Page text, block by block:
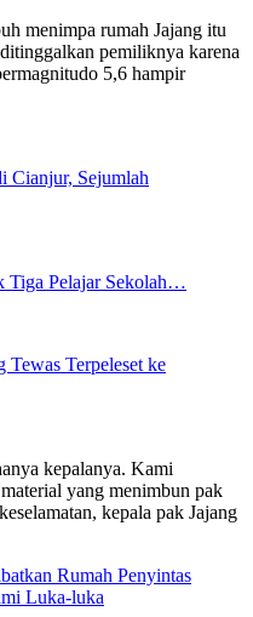
menimpa rumah Jajang itu
pemiliknya karena
5,6 hampir
Cianjur, Sejumlah
Tiga Pelajar Sekolah…
Terpeleset ke
kepalanya. Kami
yang menimbun pak
kepala pak Jajang
Rumah Penyintas
Luka-luka